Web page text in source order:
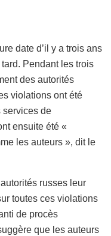
date d’il y a trois ans
Pendant les trois
des autorités
violations ont été
services de
ensuite été «
les auteurs », dit le
russes leur
toutes ces violations
de procès
que les auteurs